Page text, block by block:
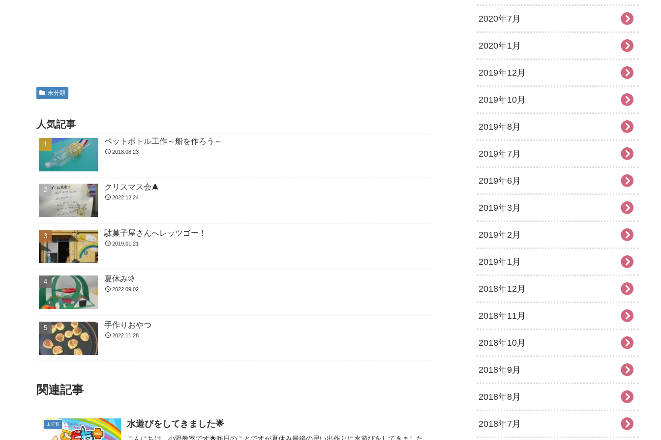
未分類
人気記事
ペットボトル工作～船を作ろう～
2018.08.23
クリスマス会🎄
2022.12.24
駄菓子屋さんへレッツゴー！
2019.01.21
夏休み🌞
2022.09.02
手作りおやつ
2022.11.28
関連記事
未分類 水遊びをしてきました🌟
2020年7月
2020年1月
2019年12月
2019年10月
2019年8月
2019年7月
2019年6月
2019年3月
2019年2月
2019年1月
2018年12月
2018年11月
2018年10月
2018年9月
2018年8月
2018年7月